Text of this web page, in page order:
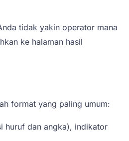
tidak yakin operator mana
ke halaman hasil
format yang paling umum:
huruf dan angka), indikator